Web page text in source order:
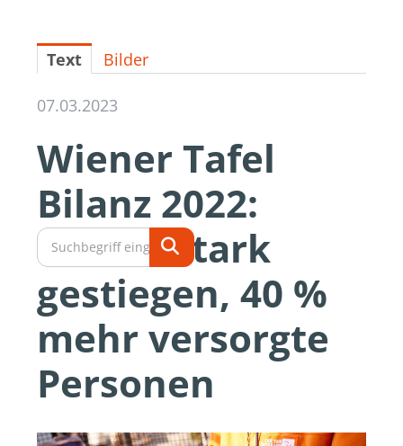
Text Bilder
07.03.2023
Wiener Tafel
Bilanz 2022:
Bedarf stark
gestiegen, 40 %
mehr versorgte
Personen